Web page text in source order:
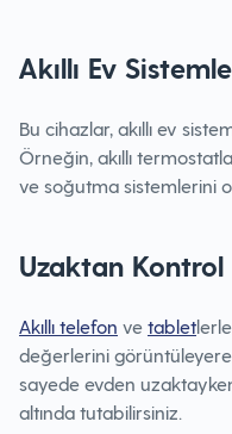
Akıllı Ev
Bu cihazlar, akıllı ev
Örneğin, akıllı
ve soğutma sistemlerini
Uzaktan Kontrol
Akıllı telefon ve tablet
değerlerini
sayede evden
altında tutabilirsiniz.